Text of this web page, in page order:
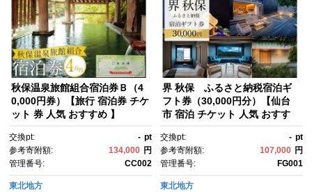
秋保温泉旅館組合宿泊券Ｂ（4
0,000円券）【旅行 宿泊券 チケ
ット 券 人気 おすすめ 】
交換pt: - pt
参考寄附額:
134,000 円
管理番号:
CC002
東北地方
界 秋保 ふるさと納税宿泊ギ
フト券（30,000円分）【仙台
市 宿泊 チケット 人気 おすす
交換pt: - pt
参考寄附額:
107,000 円
管理番号:
FG001
東北地方